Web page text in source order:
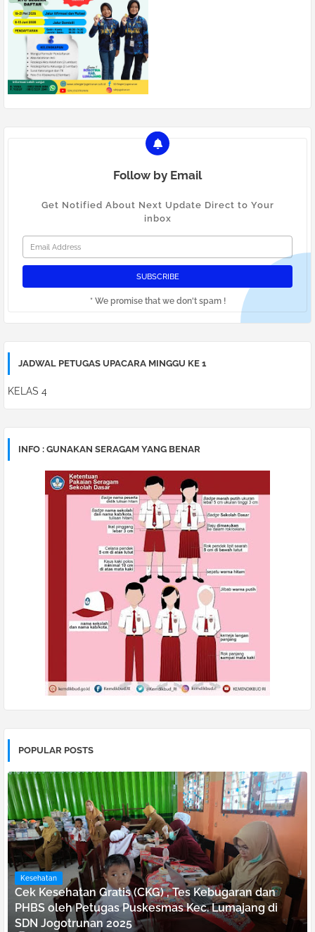
Follow by Email
Get Notified About Next Update Direct to Your
inbox
* We promise that we don't spam !
JADWAL PETUGAS UPACARA MINGGU KE 1
KELAS 4
INFO : GUNAKAN SERAGAM YANG BENAR
POPULAR POSTS
Kesehatan
Cek Kesehatan Gratis (CKG) , Tes Kebugaran dan
PHBS oleh Petugas Puskesmas Kec. Lumajang di
SDN Jogotrunan 2025